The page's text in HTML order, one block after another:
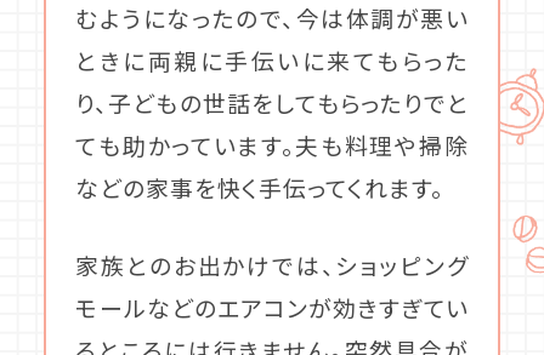
むようになったので、今は体調が悪い
ときに両親に手伝いに来てもらった
り、子どもの世話をしてもらったりでと
ても助かっています。夫も料理や掃除
などの家事を快く手伝ってくれます。
家族とのお出かけでは、ショッピング
モールなどのエアコンが効きすぎてい